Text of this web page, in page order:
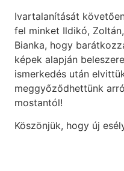
Ivartalanítását
fel minket Ildikó,
Bianka, hogy
képek alapján
ismerkedés után
meggyőződhettünk
mostantól!
Köszönjük, hogy új